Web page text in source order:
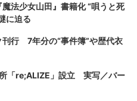
法少女山田』書籍化 “唄うと死
に迫る
刊行 7年分の“事件簿”や歴代衣
「re;ALIZE」設立 実写／バー